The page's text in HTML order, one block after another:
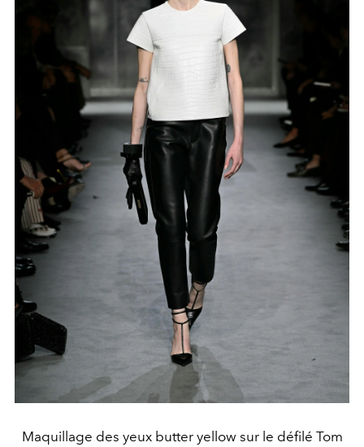
Maquillage des yeux butter yellow sur le défilé Tom